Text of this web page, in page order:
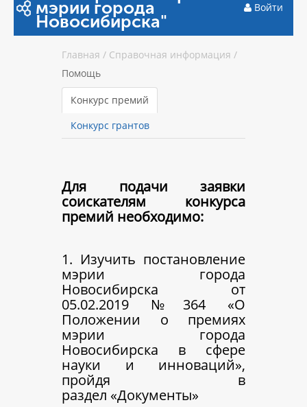
мэрии города
Новосибирска"
Войти
Главная / Справочная информация /
Помощь
Конкурс премий
Конкурс грантов
Для подачи заявки
соискателям конкурса
премий необходимо:
1. Изучить постановление
мэрии города
Новосибирска от
05.02.2019 №364 «О
Положении о премиях
мэрии города
Новосибирска в сфере
науки и инноваций»,
пройдя в
раздел «Документы»